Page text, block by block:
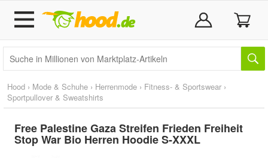
Hood › Mode & Schuhe › Herrenmode › Fitness- & Sportswear ›
Sportpullover & Sweatshirts
Free Palestine Gaza Streifen Frieden Freiheit
Stop War Bio Herren Hoodie S-XXXL